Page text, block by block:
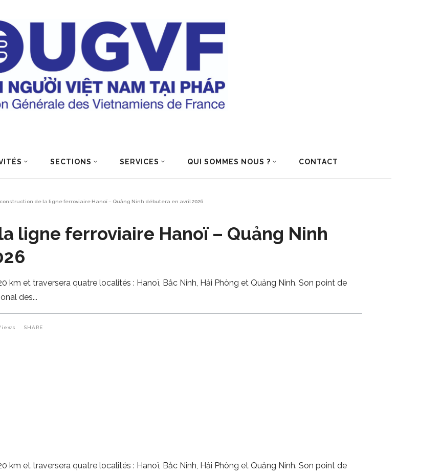
SECTIONS SERVICES QUI SOMMES NOUS ? CONTACT
de la ligne ferroviaire Hanoï – Quảng Ninh débutera en avril 2026
ligne ferroviaire Hanoï – Quảng Ninh
km et traversera quatre localités : Hanoï, Bắc Ninh, Hải Phòng et Quảng Ninh. Son point de
des
SHARE
km et traversera quatre localités : Hanoï, Bắc Ninh, Hải Phòng et Quảng Ninh. Son point de